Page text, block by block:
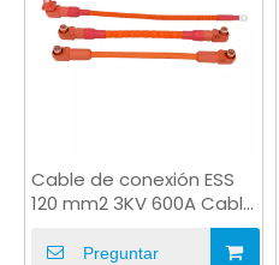
Cable de conexión ESS
120 mm2 3KV 600A Cable
Preguntar